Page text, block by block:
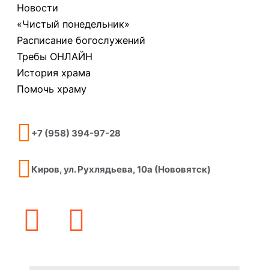
Новости
«Чистый понедельник»
Расписание богослужений
Требы ОНЛАЙН
История храма
Помочь храму
+7 (958) 394-97-28
Киров, ул. Рухлядьева, 10а (Нововятск)